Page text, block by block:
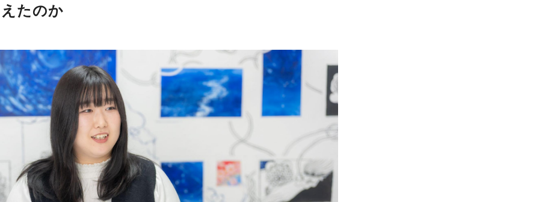
たのか